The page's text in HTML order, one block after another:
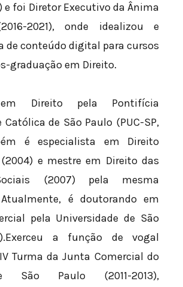
e foi Diretor Executivo da Ânima
2021), onde idealizou e
de conteúdo digital para cursos
graduação em Direito.
em Direito pela Pontifícia
Católica de São Paulo (PUC-SP,
é especialista em Direito
e mestre em Direito das
(2007) pela mesma
é doutorando em
pela Universidade de São
a função de vogal
Turma da Junta Comercial do
São Paulo (2011-2013),